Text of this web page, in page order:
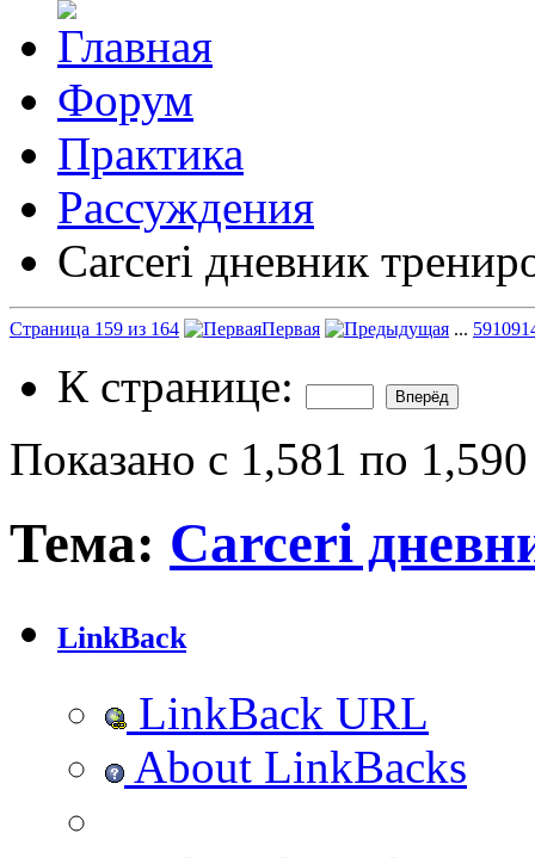
Форум
Практика
Рассуждения
Carceri дневник
Страница 159 из 164 Первая ... 59109
К странице:
Показано с 1,581 по
Тема: Carceri
LinkBack
LinkBack URL
About LinkBacks